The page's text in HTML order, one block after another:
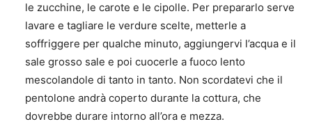
le zucchine, le carote e le cipolle. Per prepararlo serve
lavare e tagliare le verdure scelte, metterle a
soffriggere per qualche minuto, aggiungervi l’acqua e il
sale grosso sale e poi cuocerle a fuoco lento
mescolandole di tanto in tanto. Non scordatevi che il
pentolone andrà coperto durante la cottura, che
dovrebbe durare intorno all’ora e mezza.